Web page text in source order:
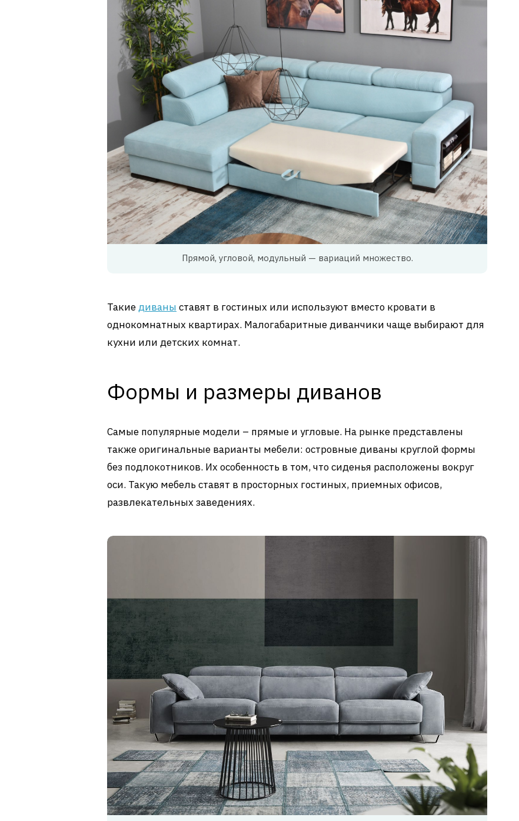
Прямой, угловой, модульный — вариаций множество.
Такиедиваны ставят в гостиных или используют вместо кровати в
однокомнатных квартирах. Малогабаритные диванчики чаще выбирают для
кухни или детских комнат.
Формы и размеры диванов
Самые популярные модели – прямые и угловые. На рынке представлены
также оригинальные варианты мебели: островные диваны круглой формы
без подлокотников. Их особенность в том, что сиденья расположены вокруг
оси. Такую мебель ставят в просторных гостиных, приемных офисов,
развлекательных заведениях.